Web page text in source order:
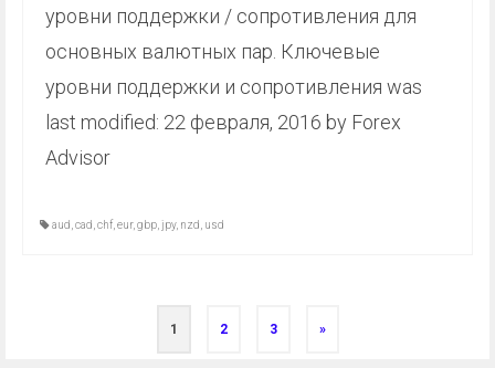
уровни поддержки / сопротивления для
основных валютных пар. Ключевые
уровни поддержки и сопротивления was
last modified: 22 февраля, 2016 by Forex
Advisor
aud cad chf eur, gbp jpy, nzd usd
1 2 3 »